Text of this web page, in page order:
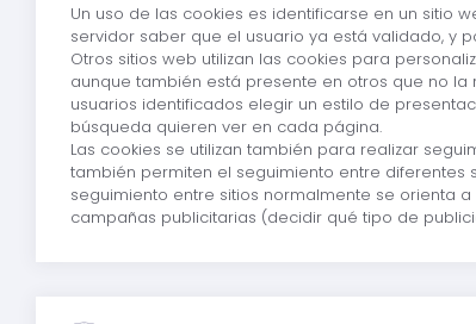
Un uso de las cookies es identificarse en un sitio
servidor saber que el usuario ya está validado, y
Otros sitios web utilizan las cookies para
aunque también está presente en otros que no la
usuarios identificados elegir un estilo de
búsqueda quieren ver en cada página.
Las cookies se utilizan también para realizar
también permiten el seguimiento entre diferentes
seguimiento entre sitios normalmente se orienta
campañas publicitarias (decidir qué tipo de